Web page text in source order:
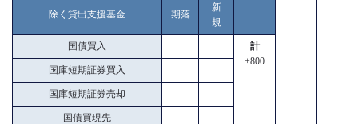
除く貸出支援基金 期落
新
規
国債買入
計
+800
国庫短期証券買入
国庫短期証券売却
国債買現先